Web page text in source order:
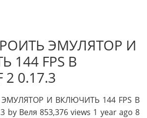
ЭМУЛЯТОР И
144 FPS В
2 0.17.3
И ВКЛЮЧИТЬ 144 FPS В
by Веля 853,376 views 1 year ago 8